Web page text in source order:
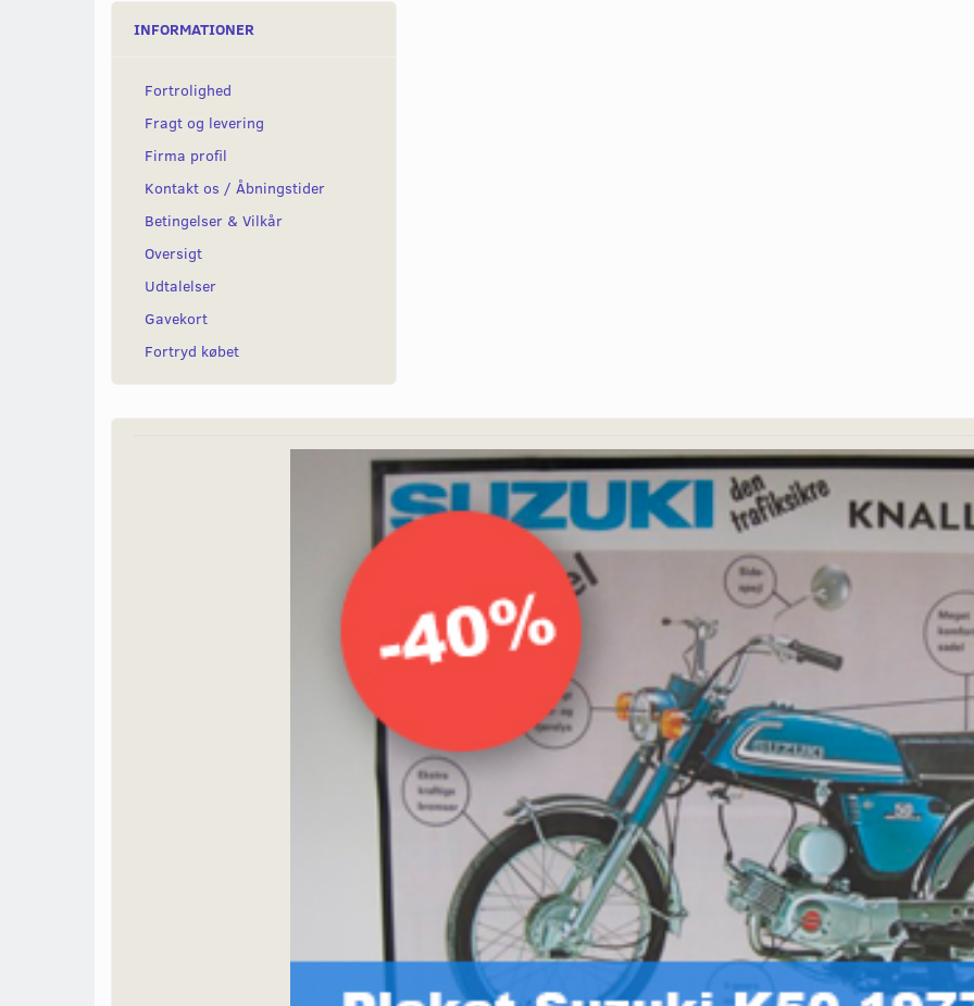
INFORMATIONER
Fortrolighed
Fragt og levering
Firma profil
Kontakt os / Åbningstider
Betingelser & Vilkår
Oversigt
Udtalelser
Gavekort
Fortryd købet